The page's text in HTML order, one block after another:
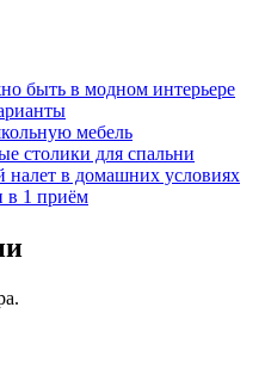
быть в модном интерьере
мебель
столики для спальни
налет в домашних условиях
в 1 приём